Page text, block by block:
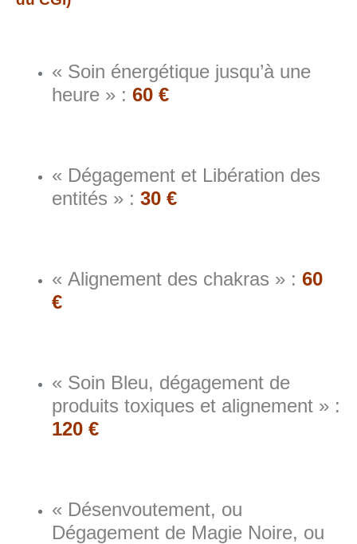
« Soin énergétique jusqu’à une
heure » : 60 €
« Dégagement et Libération des
entités » : 30 €
« Alignement des chakras » : 60
€
« Soin Bleu, dégagement de
produits toxiques et alignement » :
120 €
« Désenvoutement, ou
Dégagement de Magie Noire, ou